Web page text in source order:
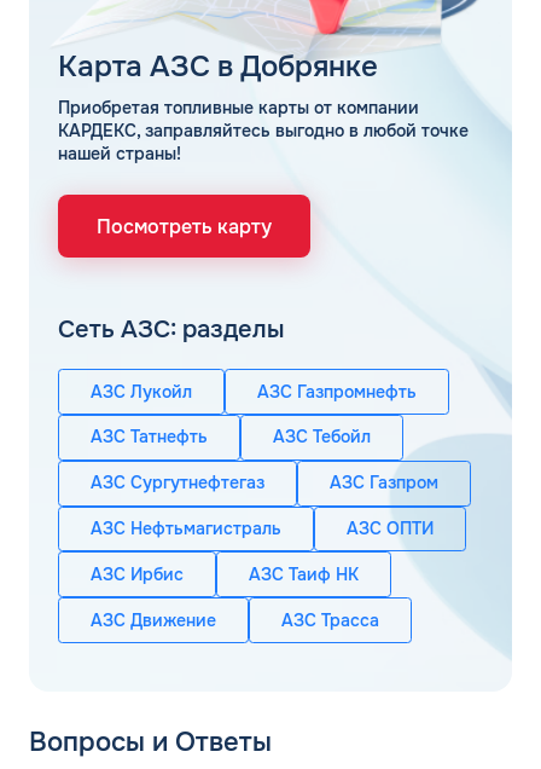
Карта АЗС в Добрянке
Приобретая топливные карты от компании
КАРДЕКС, заправляйтесь выгодно в любой точке
нашей страны!
Посмотреть карту
Сеть АЗС: разделы
АЗС Лукойл АЗС Газпромнефть
АЗС Татнефть АЗС Тебойл
АЗС Сургутнефтегаз АЗС Газпром
АЗС Нефтьмагистраль АЗС ОПТИ
АЗС Ирбис АЗС Таиф НК
АЗС Движение АЗС Трасса
Вопросы и Ответы